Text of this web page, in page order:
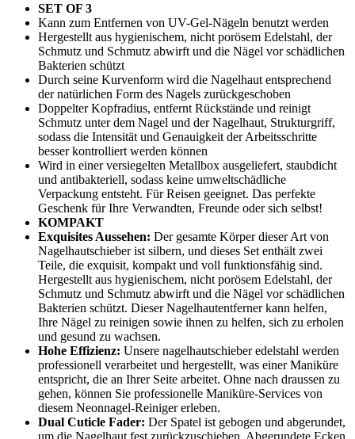
SET OF 3
Kann zum Entfernen von UV-Gel-Nägeln benutzt werden
Hergestellt aus hygienischem, nicht porösem Edelstahl, der
Schmutz und Schmutz abwirft und die Nägel vor schädlichen
Bakterien schützt
Durch seine Kurvenform wird die Nagelhaut entsprechend
der natürlichen Form des Nagels zurückgeschoben
Doppelter Kopfradius, entfernt Rückstände und reinigt
Schmutz unter dem Nagel und der Nagelhaut, Strukturgriff,
sodass die Intensität und Genauigkeit der Arbeitsschritte
besser kontrolliert werden können
Wird in einer versiegelten Metallbox ausgeliefert, staubdicht
und antibakteriell, sodass keine umweltschädliche
Verpackung entsteht. Für Reisen geeignet. Das perfekte
Geschenk für Ihre Verwandten, Freunde oder sich selbst!
KOMPAKT
Exquisites Aussehen: Der gesamte Körper dieser Art von
Nagelhautschieber ist silbern, und dieses Set enthält zwei
Teile, die exquisit, kompakt und voll funktionsfähig sind.
Hergestellt aus hygienischem, nicht porösem Edelstahl, der
Schmutz und Schmutz abwirft und die Nägel vor schädlichen
Bakterien schützt. Dieser Nagelhautentferner kann helfen,
Ihre Nägel zu reinigen sowie ihnen zu helfen, sich zu erholen
und gesund zu wachsen.
Hohe Effizienz: Unsere nagelhautschieber edelstahl werden
professionell verarbeitet und hergestellt, was einer Maniküre
entspricht, die an Ihrer Seite arbeitet. Ohne nach draussen zu
gehen, können Sie professionelle Maniküre-Services von
diesem Neonnagel-Reiniger erleben.
Dual Cuticle Fader: Der Spatel ist gebogen und abgerundet,
um die Nagelhaut fest zurückzuschieben. Abgerundete Ecken